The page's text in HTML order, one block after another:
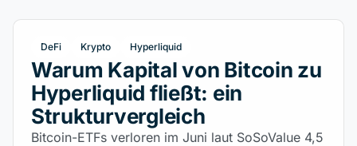
DeFi Krypto Hyperliquid
Warum Kapital von Bitcoin zu
Hyperliquid fließt: ein
Strukturvergleich
Bitcoin-ETFs verloren im Juni laut SoSoValue 4,5